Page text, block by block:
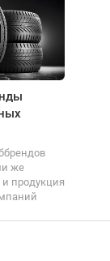
же
и продукция